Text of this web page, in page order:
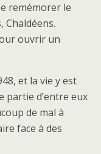
remémorer le
Chaldéens.
ouvrir un
et la vie y est
partie d’entre eux
de mal à
face à des